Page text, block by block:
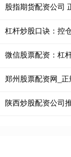
股指期货配资公司
杠杆炒股口诀：控
微信股票配资：杠
郑州股票配资网_
陕西炒股配资公司